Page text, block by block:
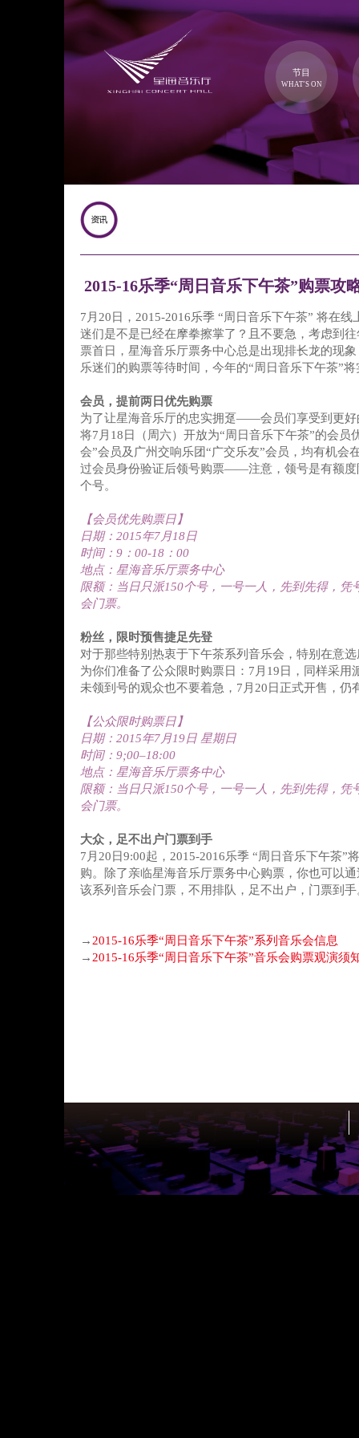
节目
WHAT'S ON
2015-16乐季“周日音乐下午茶”购票攻
7月20日，2015-2016乐季 “周日音乐下午茶” 将在
迷们是不是已经在摩拳擦掌了？且不要急，考虑到
票首日，星海音乐厅票务中心总是出现排长龙的现
乐迷们的购票等待时间，今年的“周日音乐下午茶”
会员，提前两日优先购票
为了让星海音乐厅的忠实拥趸——会员们享受到更好
将7月18日（周六）开放为“周日音乐下午茶”的会员
会”会员及广州交响乐团“广交乐友”会员，均有机会
过会员身份验证后领号购票——注意，领号是有额度
个号。
【会员优先购票日】
日期：2015年7月18日
时间：9：00-18：00
地点：星海音乐厅票务中心
限额：当日只派150个号，一号一人，先到先得，凭
会门票。
粉丝，限时预售捷足先登
对于那些特别热衷于下午茶系列音乐会，特别在意
为你们准备了公众限时购票日：7月19日，同样采用
未领到号的观众也不要着急，7月20日正式开售，仍
【公众限时购票日】
日期：2015年7月19日 星期日
时间：9;00–18:00
地点：星海音乐厅票务中心
限额：当日只派150个号，一号一人，先到先得，凭
会门票。
大众，足不出户门票到手
7月20日9:00起，2015-2016乐季 “周日音乐下午茶”
购。除了亲临星海音乐厅票务中心购票，你也可以
该系列音乐会门票，不用排队，足不出户，门票到手
→ 2015-16乐季“周日音乐下午茶”系列音乐会信息
→ 2015-16乐季“周日音乐下午茶”音乐会购票观演须